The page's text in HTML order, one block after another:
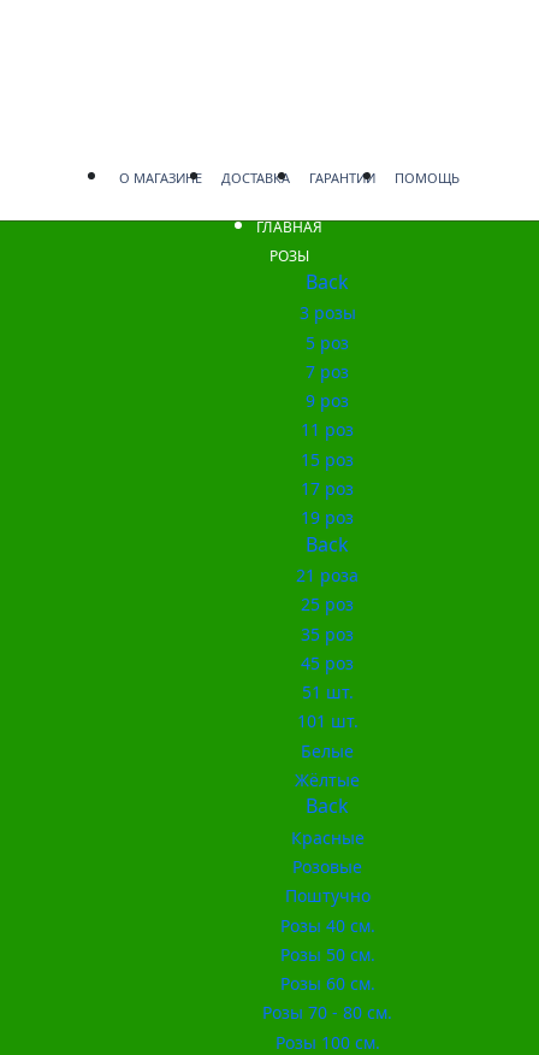
О МАГАЗИНЕ ДОСТАВКА ГАРАНТИИ ПОМОЩЬ
ГЛАВНАЯ
РОЗЫ
Back
3 розы
5 роз
7 роз
9 роз
11 роз
15 роз
17 роз
19 роз
Back
21 роза
25 роз
35 роз
45 роз
51 шт.
101 шт.
Белые
Жёлтые
Back
Красные
Розовые
Поштучно
Розы 40 см.
Розы 50 см.
Розы 60 см.
Розы 70 - 80 см.
Розы 100 см.